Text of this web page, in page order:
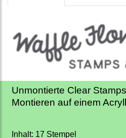
Unmontierte Clear
Montieren auf einem
Inhalt: 17 Stempel